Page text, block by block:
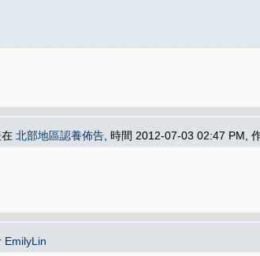
在 北部地區認養佈告 , 時間 2012-07-03 02:47 PM,
EmilyLin